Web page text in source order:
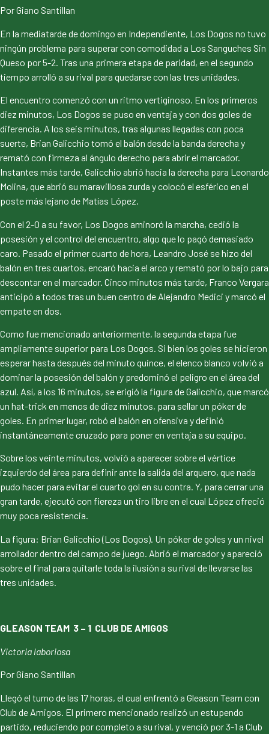
Por Giano Santillan
En la mediatarde de domingo en Independiente, Los Dogos no tuvo
ningún problema para superar con comodidad a Los Sanguches Sin
Queso por 5-2. Tras una primera etapa de paridad, en el segundo
tiempo arrolló a su rival para quedarse con las tres unidades.
El encuentro comenzó con un ritmo vertiginoso. En los primeros
diez minutos, Los Dogos se puso en ventaja y con dos goles de
diferencia. A los seis minutos, tras algunas llegadas con poca
suerte, Brian Galicchio tomó el balón desde la banda derecha y
remató con firmeza al ángulo derecho para abrir el marcador.
Instantes más tarde, Galicchio abrió hacia la derecha para Leonardo
Molina, que abrió su maravillosa zurda y colocó el esférico en el
poste más lejano de Matías López.
Con el 2-0 a su favor, Los Dogos aminoró la marcha, cedió la
posesión y el control del encuentro, algo que lo pagó demasiado
caro. Pasado el primer cuarto de hora, Leandro José se hizo del
balón en tres cuartos, encaró hacia el arco y remató por lo bajo para
descontar en el marcador. Cinco minutos más tarde, Franco Vergara
anticipó a todos tras un buen centro de Alejandro Medici y marcó el
empate en dos.
Como fue mencionado anteriormente, la segunda etapa fue
ampliamente superior para Los Dogos. Si bien los goles se hicieron
esperar hasta después del minuto quince, el elenco blanco volvió a
dominar la posesión del balón y predominó el peligro en el área del
azul. Así, a los 16 minutos, se erigió la figura de Galicchio, que marcó
un hat-trick en menos de diez minutos, para sellar un póker de
goles. En primer lugar, robó el balón en ofensiva y definió
instantáneamente cruzado para poner en ventaja a su equipo.
Sobre los veinte minutos, volvió a aparecer sobre el vértice
izquierdo del área para definir ante la salida del arquero, que nada
pudo hacer para evitar el cuarto gol en su contra. Y, para cerrar una
gran tarde, ejecutó con fiereza un tiro libre en el cual López ofreció
muy poca resistencia.
La figura: Brian Galicchio (Los Dogos). Un póker de goles y un nivel
arrollador dentro del campo de juego. Abrió el marcador y apareció
sobre el final para quitarle toda la ilusión a su rival de llevarse las
tres unidades.
GLEASON TEAM 3 – 1 CLUB DE AMIGOS
Victoria laboriosa
Por Giano Santillan
Llegó el turno de las 17 horas, el cual enfrentó a Gleason Team con
Club de Amigos. El primero mencionado realizó un estupendo
partido, reduciendo por completo a su rival, y venció por 3-1 a Club